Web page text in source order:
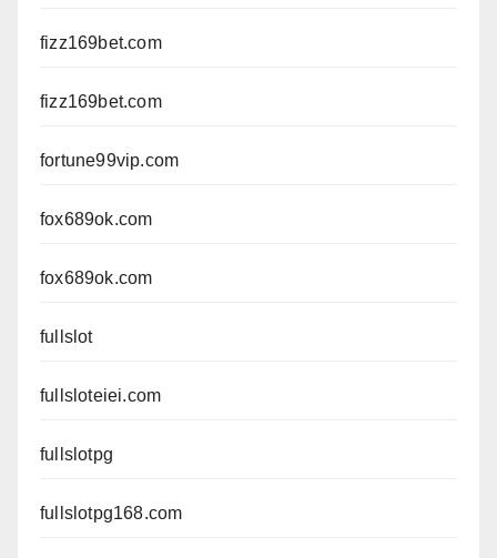
fizz169bet.com
fizz169bet.com
fortune99vip.com
fox689ok.com
fox689ok.com
fullslot
fullsloteiei.com
fullslotpg
fullslotpg168.com